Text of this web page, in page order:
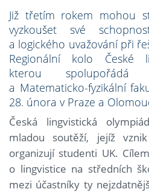
Již třetím rokem mohou
vyzkoušet své
a logického uvažování při
Regionální kolo České
kterou spolupořádá
a Matematicko-fyzikální
28. února v Praze a
Česká lingvistická
mladou soutěží, jejíž
organizují studenti UK.
o lingvistice na středních
mezi účastníky ty